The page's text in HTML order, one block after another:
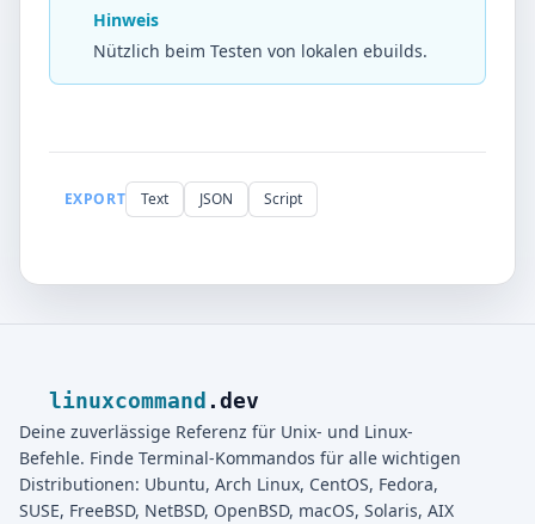
Hinweis
Nützlich beim Testen von lokalen ebuilds.
EXPORT Text JSON Script
linuxcommand .dev
Deine zuverlässige Referenz für Unix- und Linux-
Befehle. Finde Terminal-Kommandos für alle wichtigen
Distributionen: Ubuntu, Arch Linux, CentOS, Fedora,
SUSE, FreeBSD, NetBSD, OpenBSD, macOS, Solaris, AIX